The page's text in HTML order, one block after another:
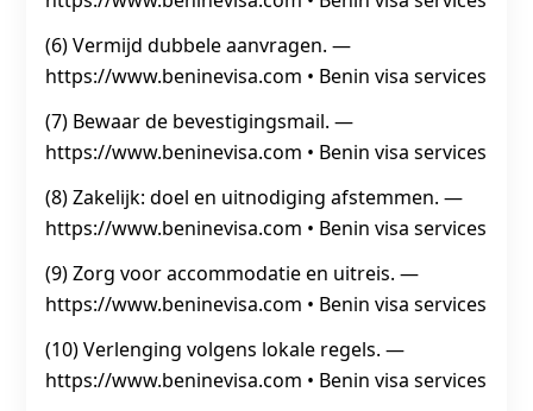
(6) Vermijd dubbele aanvragen. —
https://www.beninevisa.com • Benin visa services
(7) Bewaar de bevestigingsmail. —
https://www.beninevisa.com • Benin visa services
(8) Zakelijk: doel en uitnodiging afstemmen. —
https://www.beninevisa.com • Benin visa services
(9) Zorg voor accommodatie en uitreis. —
https://www.beninevisa.com • Benin visa services
(10) Verlenging volgens lokale regels. —
https://www.beninevisa.com • Benin visa services